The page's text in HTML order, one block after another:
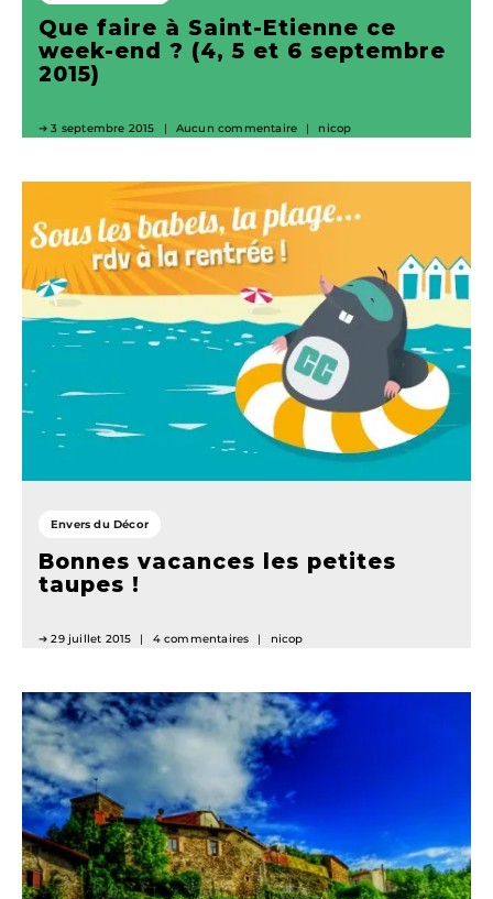
Que faire à Saint-Etienne ce
week-end ? (4, 5 et 6 septembre
2015)
3 septembre 2015 Aucun commentaire nicop
Envers du Décor
Bonnes vacances les petites
taupes !
29 juillet 2015 4 commentaires nicop